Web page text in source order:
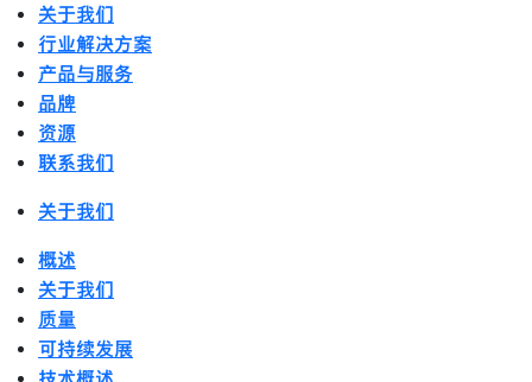
关于我们
行业解决方案
产品与服务
品牌
资源
联系我们
关于我们
概述
关于我们
质量
可持续发展